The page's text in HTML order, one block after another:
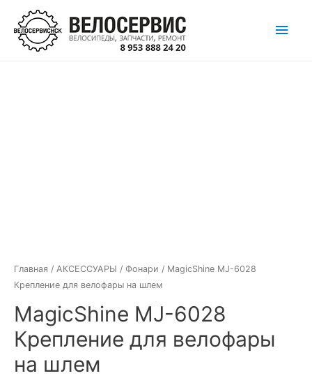
Перейти
содержимому
Главная / АКСЕССУАРЫ / Фонари / MagicShine MJ-6028
Крепление для велофары на шлем
MagicShine MJ-6028
Крепление для велофары
на шлем